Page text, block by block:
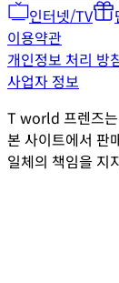
인터넷/TV
이용약관
개인정보 처리 방
사업자 정보
T world 프렌즈는
본 사이트에서 판
일체의 책임을 지